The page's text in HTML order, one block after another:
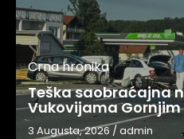
Crna hronika
Teška saobraćajna
Vukovijama
3 Augusta, 2026/admin